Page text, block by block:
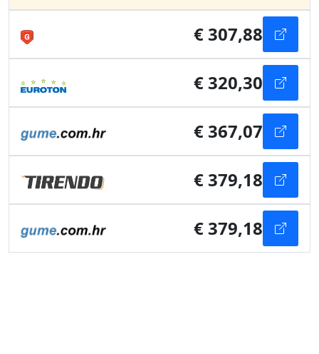
€ 307,88
€ 320,30
€ 367,07
€ 379,18
€ 379,18